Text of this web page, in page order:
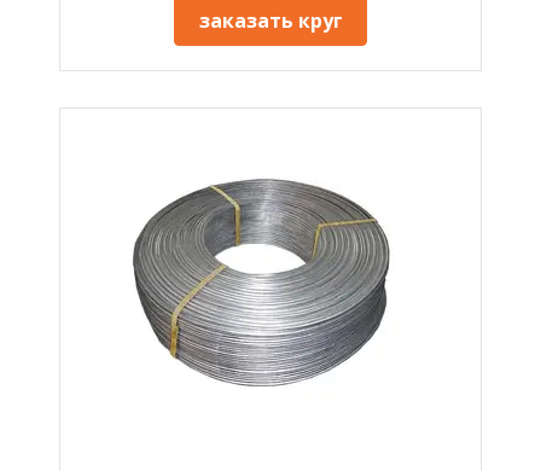
заказать круг